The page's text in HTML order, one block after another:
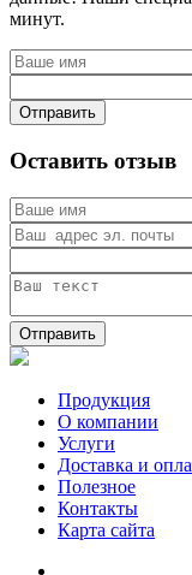
минут.
Отправить
Оставить отзыв
Отправить
Продукция
О компании
Услуги
Доставка и
Полезное
Контакты
Карта сайта